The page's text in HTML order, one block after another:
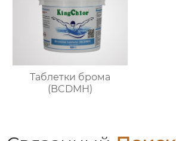
Таблетки брома
(BCDMH)